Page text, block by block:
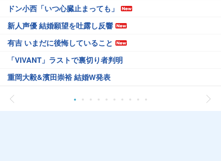
ドン小西「いつ心臓止まっても」
新人声優 結婚願望を吐露し反響
有吉 いまだに後悔していること
「VIVANT」ラストで裏切り者判明
重岡大毅&濱田崇裕 結婚W発表